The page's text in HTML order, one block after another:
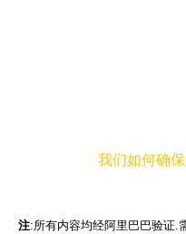
我们如何确
注:所有内容均经阿里巴巴验证.